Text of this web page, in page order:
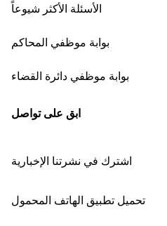
الأسئلة الأكثر شيوعاً
بوابة موظفي المحاكم
بوابة موظفي دائرة القضاء
ابق على تواصل
اشترك في نشرتنا الإخبارية
تحميل تطبيق الهاتف المحمول